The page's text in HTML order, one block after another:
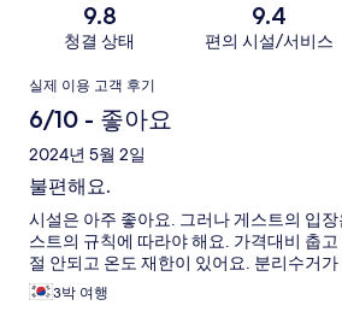
9.8
청결 상태
9.4
편의 시설/서비스
이
용
후
기
실제 이용 고객 후기
6/10 - 좋아요
2024년 5월 2일
불편해요.
시설은 아주 좋아요. 그러나 게스트의 입
스트의 규칙에 따라야 해요. 가격대비 춥
절 안되고 온도 재한이 있어요. 분리수거
3박 여행